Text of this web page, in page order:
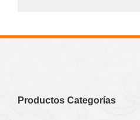
Productos Categorías